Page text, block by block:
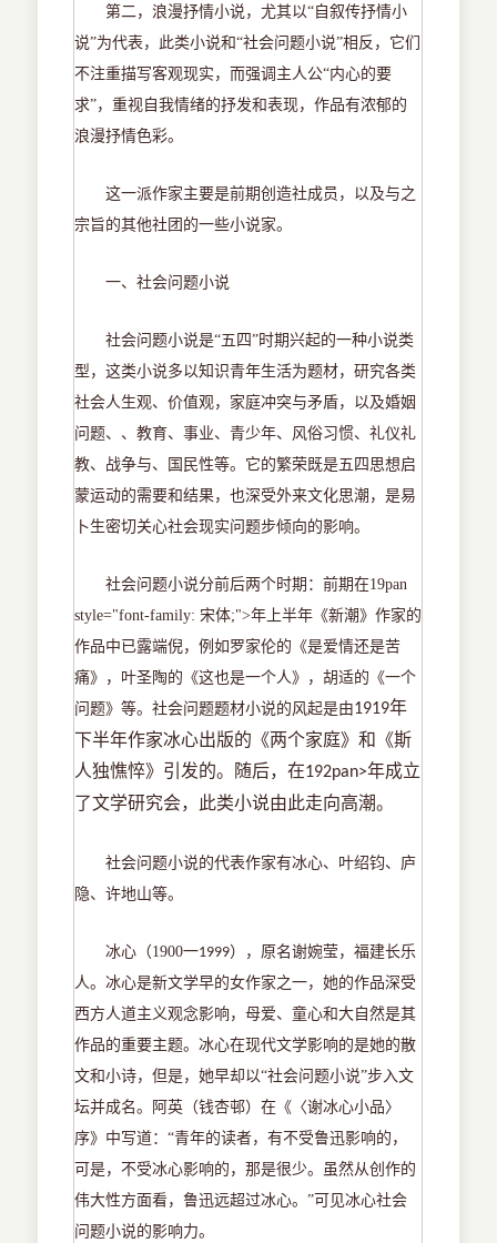
第二，浪漫抒情小说，尤其以“自叙传抒情小
说”为代表，此类小说和“社会问题小说”相反，它们
不注重描写客观现实，而强调主人公“内心的要
求”，重视自我情绪的抒发和表现，作品有浓郁的
浪漫抒情色彩。
这一派作家主要是前期创造社成员，以及与之
宗旨的其他社团的一些小说家。
一、社会问题小说
社会问题小说是“五四”时期兴起的一种小说类
型，这类小说多以知识青年生活为题材，研究各类
社会人生观、价值观，家庭冲突与矛盾，以及婚姻
问题、、教育、事业、青少年、风俗习惯、礼仪礼
教、战争与、国民性等。它的繁荣既是五四思想启
蒙运动的需要和结果，也深受外来文化思潮，是易
卜生密切关心社会现实问题步倾向的影响。
社会问题小说分前后两个时期：前期在19pan
style="font-family: 宋体;">年上半年《新潮》作家的
作品中已露端倪，例如罗家伦的《是爱情还是苦
痛》，叶圣陶的《这也是一个人》，胡适的《一个
问题》等。社会问题题材小说的风起是由1919年
下半年作家冰心出版的《两个家庭》和《斯
人独憔悴》引发的。随后，在192pan>年成立
了文学研究会，此类小说由此走向高潮。
社会问题小说的代表作家有冰心、叶绍钧、庐
隐、许地山等。
冰心（1900一1999），原名谢婉莹，福建长乐
人。冰心是新文学早的女作家之一，她的作品深受
西方人道主义观念影响，母爱、童心和大自然是其
作品的重要主题。冰心在现代文学影响的是她的散
文和小诗，但是，她早却以“社会问题小说”步入文
坛并成名。阿英（钱杏邨）在《〈谢冰心小品〉
序》中写道：“青年的读者，有不受鲁迅影响的，
可是，不受冰心影响的，那是很少。虽然从创作的
伟大性方面看，鲁迅远超过冰心。”可见冰心社会
问题小说的影响力。